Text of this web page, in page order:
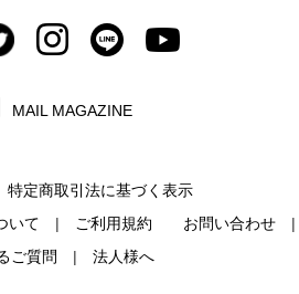
MAIL MAGAZINE
特定商取引法に基づく表示
いて
ご利用規約
お問い合わせ
ご質問
法人様へ